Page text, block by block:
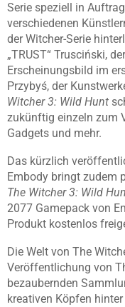
Serie speziell in
verschiedenen
der Witcher-Serie
„TRUST“ Trusciński,
Erscheinungsbild im
Przybyś, der
Witcher 3: Wild Hunt
zukünftig einzeln zum
Gadgets und mehr.
Das kürzlich
Embody bringt zudem
The Witcher 3: Wild
2077 Gamepack von
Produkt kostenlos
Die Welt von The
Veröffentlichung von
bezaubernden
kreativen Köpfen